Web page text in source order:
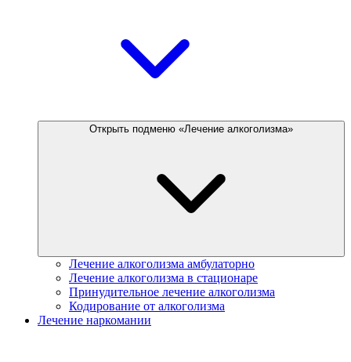
Открыть подменю «Лечение алкоголизма»
Лечение алкоголизма амбулаторно
Лечение алкоголизма в стационаре
Принудительное лечение алкоголизма
Кодирование от алкоголизма
Лечение наркомании